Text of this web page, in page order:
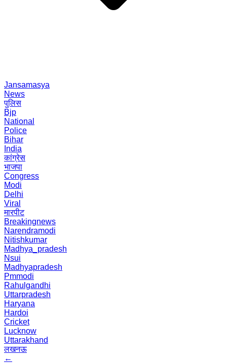
Jansamasya
News
पुलिस
Bjp
National
Police
Bihar
India
कांग्रेस
भाजपा
Congress
Modi
Delhi
Viral
मारपीट
Breakingnews
Narendramodi
Nitishkumar
Madhya_pradesh
Nsui
Madhyapradesh
Pmmodi
Rahulgandhi
Uttarpradesh
Haryana
Hardoi
Cricket
Lucknow
Uttarakhand
लखनऊ
←